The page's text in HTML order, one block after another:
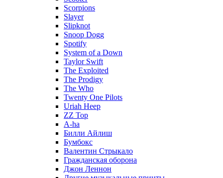
Scorpions
Slayer
Slipknot
Snoop Dogg
Spotify
System of a Down
Taylor Swift
The Exploited
The Prodigy
The Who
Twenty One Pilots
Uriah Heep
ZZ Top
А-ha
Билли Айлиш
Бумбокс
Валентин Стрыкало
Гражданская оборона
Джон Леннон